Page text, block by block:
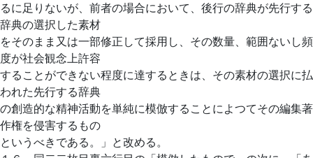
るに足りないが、前者の場合において、後行の辞典が先行する
辞典の選択した素材
をそのまま又は一部修正して採用し、その数量、範囲ないし頻
度が社会観念上許容
することができない程度に達するときは、その素材の選択に払
われた先行する辞典
の創造的な精神活動を単純に模倣することによつてその編集著
作権を侵害するもの
というべきである。」と改める。